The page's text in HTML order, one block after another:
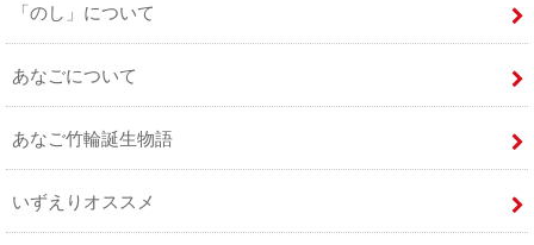
「のし」について
あなごについて
あなご竹輪誕生物語
いずえりオススメ